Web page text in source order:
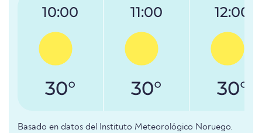
10:00
30°
11:00
30°
12:00
30°
Basado en datos del Instituto Meteorológico Noruego.